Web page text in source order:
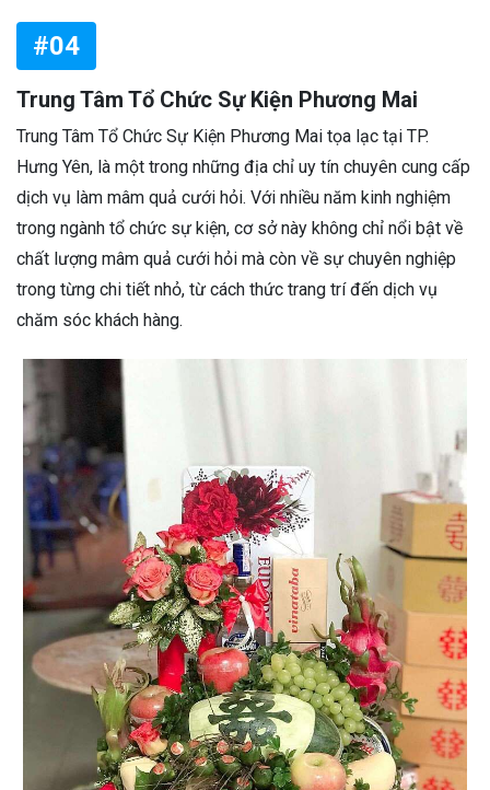
#04
Trung Tâm Tổ Chức Sự Kiện Phương Mai
Trung Tâm Tổ Chức Sự Kiện Phương Mai tọa lạc tại TP.
Hưng Yên, là một trong những địa chỉ uy tín chuyên cung cấp
dịch vụ làm mâm quả cưới hỏi. Với nhiều năm kinh nghiệm
trong ngành tổ chức sự kiện, cơ sở này không chỉ nổi bật về
chất lượng mâm quả cưới hỏi mà còn về sự chuyên nghiệp
trong từng chi tiết nhỏ, từ cách thức trang trí đến dịch vụ
chăm sóc khách hàng.